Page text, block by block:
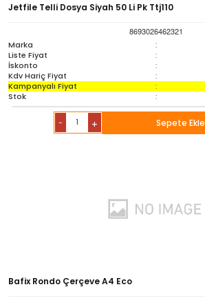
Jetfile Telli Dosya Siyah 50 Li Pk Ttj110
8693026462321
Marka
:
Liste Fiyat :
İskonto :
Kdv Hariç Fiyat :
Kampanyalı Fiyat :
Stok :
- + Sepete Ekle
Bafix Rondo Çerçeve A4 Eco